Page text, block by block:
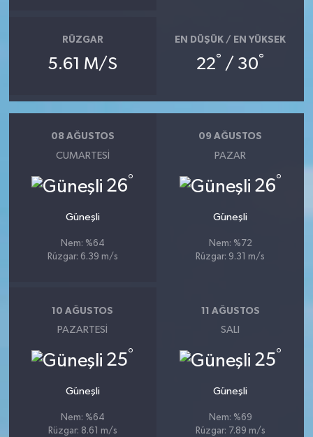
RÜZGAR
5.61 M/S
EN DÜŞÜK / EN YÜKSEK
22° / 30°
08 AĞUSTOS
CUMARTESI
26°
Güneşli
Nem: %64
Rüzgar: 6.39 m/s
09 AĞUSTOS
PAZAR
26°
Güneşli
Nem: %72
Rüzgar: 9.31 m/s
10 AĞUSTOS
PAZARTESI
25°
Güneşli
Nem: %64
Rüzgar: 8.61 m/s
11 AĞUSTOS
SALI
25°
Güneşli
Nem: %69
Rüzgar: 7.89 m/s